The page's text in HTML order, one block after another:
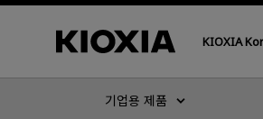
KIOXIA
기업용 제품